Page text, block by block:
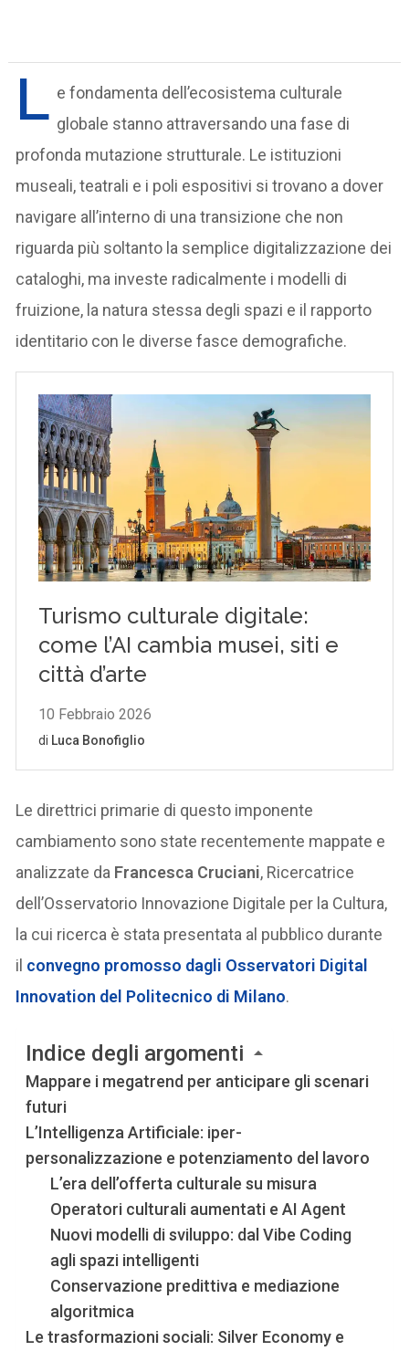
L e fondamenta dell’ecosistema culturale
globale stanno attraversando una fase di
profonda mutazione strutturale. Le istituzioni
museali, teatrali e i poli espositivi si trovano a dover
navigare all’interno di una transizione che non
riguarda più soltanto la semplice digitalizzazione dei
cataloghi, ma investe radicalmente i modelli di
fruizione, la natura stessa degli spazi e il rapporto
identitario con le diverse fasce demografiche.
Le direttrici primarie di questo imponente
cambiamento sono state recentemente mappate e
analizzate da Francesca Cruciani, Ricercatrice
dell’Osservatorio Innovazione Digitale per la Cultura,
la cui ricerca è stata presentata al pubblico durante
il convegno promosso dagli Osservatori Digital
Innovation del Politecnico di Milano.
Indice degli argomenti
Mappare i megatrend per anticipare gli scenari
futuri
L’Intelligenza Artificiale: iper-
personalizzazione e potenziamento del lavoro
L’era dell’offerta culturale su misura
Operatori culturali aumentati e AI Agent
Nuovi modelli di sviluppo: dal Vibe Coding
agli spazi intelligenti
Conservazione predittiva e mediazione
algoritmica
Le trasformazioni sociali: Silver Economy e